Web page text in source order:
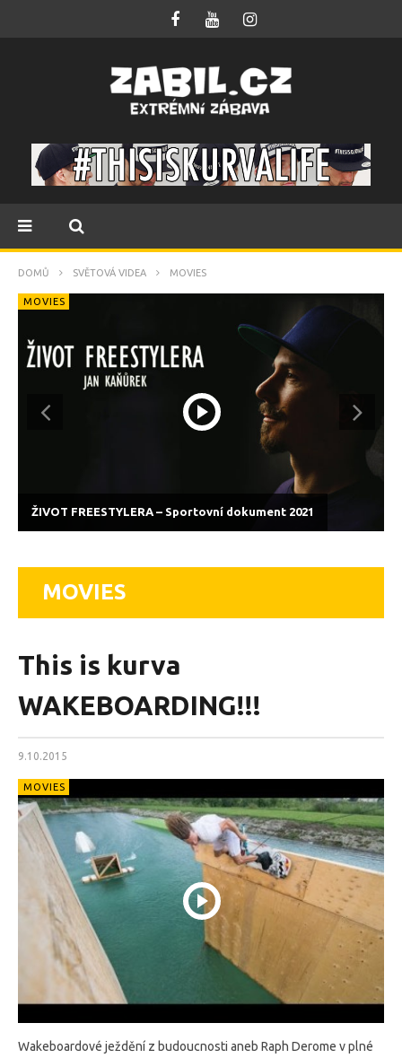
DOMŮ SVĚTOVÁ VIDEA MOVIES
MOVIES
ŽIVOT FREESTYLERA – Sportovní dokument 2021
MOVIES
This is kurva
WAKEBOARDING!!!
9.10.2015
MOVIES
Wakeboardové ježdění z budoucnosti aneb Raph Derome v plné